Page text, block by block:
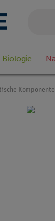
Biologie